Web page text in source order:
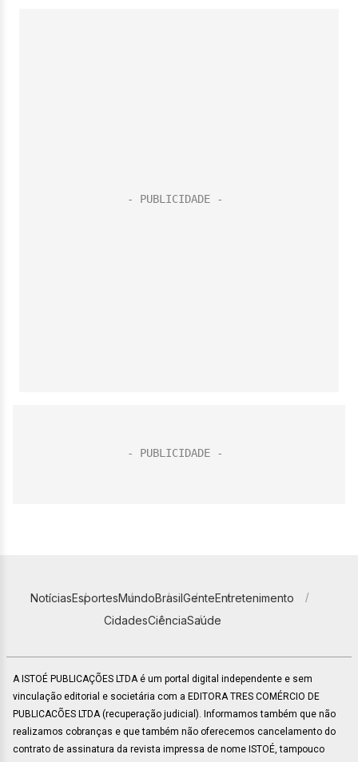
NotíciasEsportesMundoBrasilGenteEntretenimento
CidadesCiênciaSaúde
A ISTOÉ PUBLICAÇÕES LTDA é um portal digital independente e sem
vinculação editorial e societária com a EDITORA TRES COMÉRCIO DE
PUBLICACÕES LTDA (recuperação judicial). Informamos também que não
realizamos cobranças e que também não oferecemos cancelamento do
contrato de assinatura da revista impressa de nome ISTOÉ, tampouco